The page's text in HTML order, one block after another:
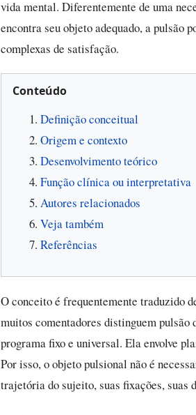
vida mental. Diferentemente de uma
encontra seu objeto adequado, a pulsão
complexas de satisfação.
Conteúdo
Definição conceitual
Origem e contexto
Desenvolvimento teórico
Função clínica ou interpretativa
Autores relacionados
Veja também
Referências
O conceito é frequentemente traduzido
muitos comentadores distinguem pulsão
programa fixo e universal. Ela envolve
Por isso, o objeto pulsional não é
trajetória do sujeito, suas fixações, suas